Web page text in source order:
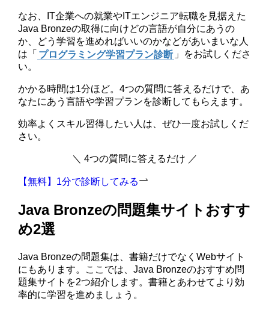
なお、IT企業への就業やITエンジニア転職を見据えた
Java Bronzeの取得に向けどの言語が自分にあうの
か、どう学習を進めればいいのかなどがあいまいな人
は「 プログラミング学習プラン診断 」をお試しくださ
い。
かかる時間は1分ほど。4つの質問に答えるだけで、あ
なたにあう言語や学習プランを診断してもらえます。
効率よくスキル習得したい人は、ぜひ一度お試しくだ
さい。
＼ 4つの質問に答えるだけ ／
【無料】1分で診断してみる
Java Bronzeの問題集サイトおすす
め2選
Java Bronzeの問題集は、書籍だけでなくWebサイト
にもあります。ここでは、Java Bronzeのおすすめ問
題集サイトを2つ紹介します。書籍とあわせてより効
率的に学習を進めましょう。